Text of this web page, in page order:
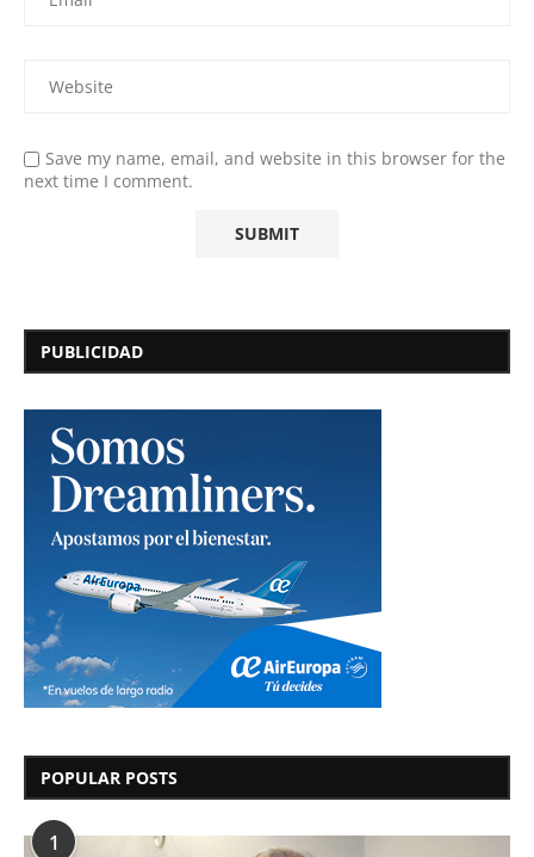
Save my name, email, and website in this browser for the
next time I comment.
PUBLICIDAD
POPULAR POSTS
1